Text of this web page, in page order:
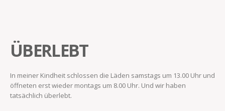
ÜBERLEBT
In meiner Kindheit schlossen die Läden samstags um 13.00 Uhr und
öffneten erst wieder montags um 8.00 Uhr. Und wir haben
tatsächlich überlebt.